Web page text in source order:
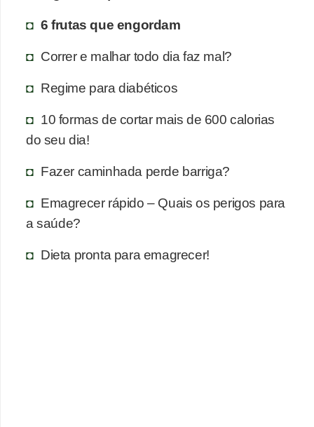
6 frutas que engordam
Correr e malhar todo dia faz mal?
Regime para diabéticos
10 formas de cortar mais de 600 calorias
do seu dia!
Fazer caminhada perde barriga?
Emagrecer rápido – Quais os perigos para
a saúde?
Dieta pronta para emagrecer!